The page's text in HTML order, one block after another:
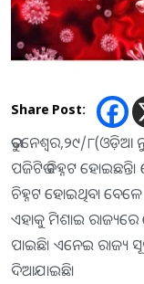
Share Post:
ଭୁବନେଶ୍ୱର,୨୯/
ପଜିଟିଭ ଚିହ୍ନଟ
ଚିହ୍ନଟ ହୋଇଥିବା ବେଳେ
ଏହାକୁ ମିଶାଇ ରାଜ୍ୟରେ
ପାଇଛି। ଏନେଇ ରାଜ୍ୟ
ଦିଆଯାଇଛି।